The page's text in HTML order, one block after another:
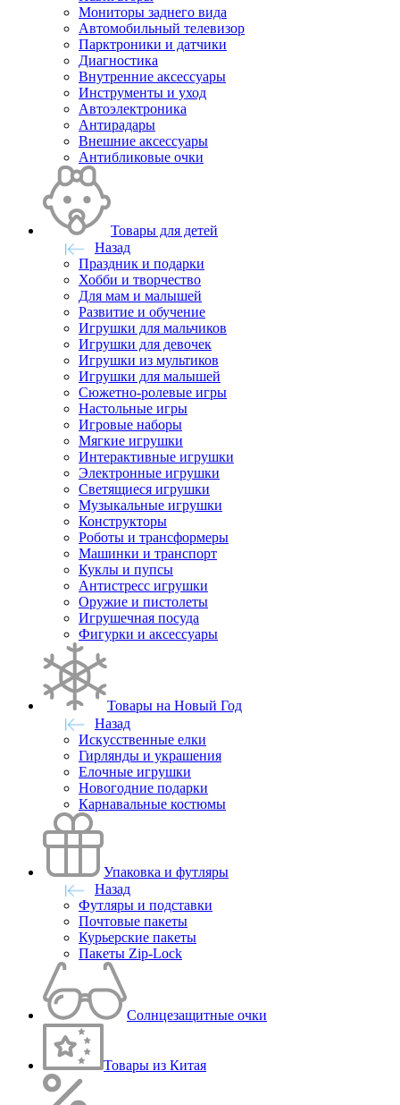
Мониторы заднего вида
Автомобильный телевизор
Парктроники и датчики
Диагностика
Внутренние аксессуары
Инструменты и уход
Автоэлектроника
Антирадары
Внешние аксессуары
Антибликовые очки
Товары для детей
Назад
Праздник и подарки
Хобби и творчество
Для мам и малышей
Развитие и обучение
Игрушки для мальчиков
Игрушки для девочек
Игрушки из мультиков
Игрушки для малышей
Сюжетно-ролевые игры
Настольные игры
Игровые наборы
Мягкие игрушки
Интерактивные игрушки
Электронные игрушки
Светящиеся игрушки
Музыкальные игрушки
Конструкторы
Роботы и трансформеры
Машинки и транспорт
Куклы и пупсы
Антистресс игрушки
Оружие и пистолеты
Игрушечная посуда
Фигурки и аксессуары
Товары на Новый Год
Назад
Искусственные елки
Гирлянды и украшения
Елочные игрушки
Новогодние подарки
Карнавальные костюмы
Упаковка и футляры
Назад
Футляры и подставки
Почтовые пакеты
Курьерские пакеты
Пакеты Zip-Lock
Солнцезащитные очки
Товары из Китая